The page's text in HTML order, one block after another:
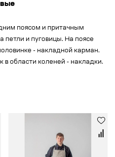
поясом и притачным
петли и пуговицы. На поясе
- накладной карман.
в области коленей - накладки.